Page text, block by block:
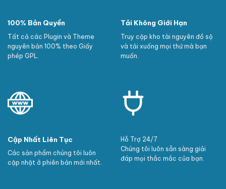
100% Bản Quyền
Tất cả các Plugin và Theme
nguyên bản 100% theo Giấy
phép GPL.
Tải Không Giới Hạn
Truy cập kho tài nguyên đồ sộ
và tải xuống mọi thứ mà bạn
muốn.
Cập Nhất Liên Tục
Các sản phẩm chúng tôi luôn
cập nhật ở phiên bản mới nhất.
Hỗ Trợ 24/7
Chúng tôi luôn sẵn sàng giải
đáp mọi thắc mắc của bạn.